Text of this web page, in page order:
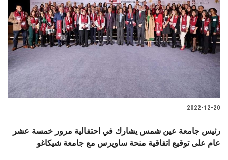
2022-12-20
رئيس جامعة عين شمس يشارك في احتفالية مرور خمسة عشر
عام على توقيع اتفاقية منحة ساويرس مع جامعة شيكاغو